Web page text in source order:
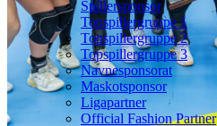
Spillersponsor
Topspillergruppe 1
Topspillergruppe 2
Topspillergruppe 3
Navnesponsorat
Maskotsponsor
Ligapartner
Official Fashion Partner